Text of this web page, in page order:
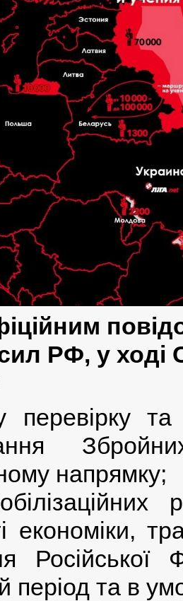
РФ, у ході
перевірку
напрямку;
економіки,
період та в